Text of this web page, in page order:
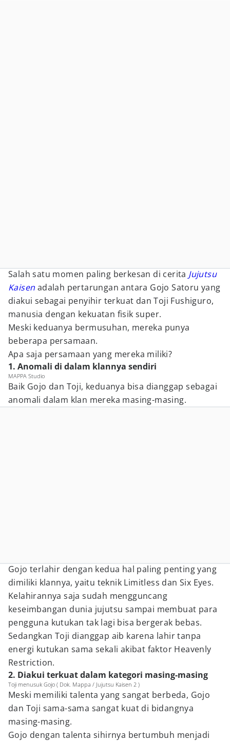
Salah satu momen paling berkesan di cerita Jujutsu
Kaisen adalah pertarungan antara Gojo Satoru yang
diakui sebagai penyihir terkuat dan Toji Fushiguro,
manusia dengan kekuatan fisik super.
Meski keduanya bermusuhan, mereka punya
beberapa persamaan.
Apa saja persamaan yang mereka miliki?
1. Anomali di dalam klannya sendiri
MAPPA Studio
Baik Gojo dan Toji, keduanya bisa dianggap sebagai
anomali dalam klan mereka masing-masing.
Gojo terlahir dengan kedua hal paling penting yang
dimiliki klannya, yaitu teknik Limitless dan Six Eyes.
Kelahirannya saja sudah mengguncang
keseimbangan dunia jujutsu sampai membuat para
pengguna kutukan tak lagi bisa bergerak bebas.
Sedangkan Toji dianggap aib karena lahir tanpa
energi kutukan sama sekali akibat faktor Heavenly
Restriction.
2. Diakui terkuat dalam kategori masing-masing
Toji menusuk Gojo ( Dok. Mappa / Jujutsu Kaisen 2 )
Meski memiliki talenta yang sangat berbeda, Gojo
dan Toji sama-sama sangat kuat di bidangnya
masing-masing.
Gojo dengan talenta sihirnya bertumbuh menjadi